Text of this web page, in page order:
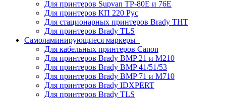
Для принтеров Supvan TP-80E и 76E
Для принтеров КП 220 Рус
Для стационарных принтеров Brady THT
Для принтеров Brady TLS
Самоламинирующиеся маркеры
Для кабельных принтеров Canon
Для принтеров Brady BMP 21 и M210
Для принтеров Brady BMP 41/51/53
Для принтеров Brady BMP 71 и M710
Для принтеров Brady IDXPERT
Для принтеров Brady TLS